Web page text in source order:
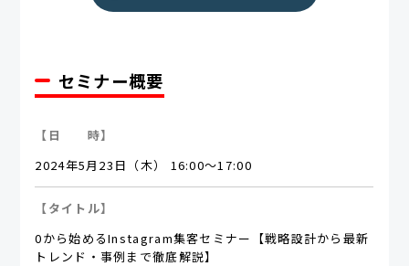
セミナー概要
【日 時】
2024年5月23日（木） 16:00～17:00
【タイトル】
0から始めるInstagram集客セミナー【戦略設計から最新
トレンド・事例まで徹底解説】